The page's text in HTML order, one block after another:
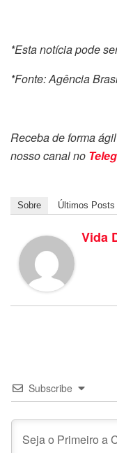
*Esta notícia pode
*Fonte: Agência
Receba de forma
nosso canal no
Sobre Últimos Posts
Vida
Subscribe